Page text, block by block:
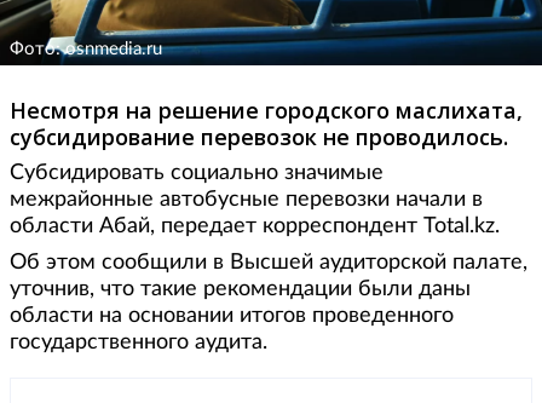
Фото: osnmedia.ru
Несмотря на решение городского маслихата,
субсидирование перевозок не проводилось.
Субсидировать социально значимые
межрайонные автобусные перевозки начали в
области Абай, передает корреспондент Total.kz.
Об этом сообщили в Высшей аудиторской палате,
уточнив, что такие рекомендации были даны
области на основании итогов проведенного
государственного аудита.